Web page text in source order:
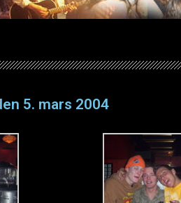
5. mars 2004